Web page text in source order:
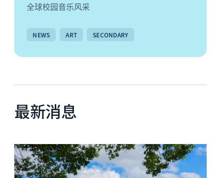
全球校园音乐风采
NEWS ART SECONDARY
最新消息
News image